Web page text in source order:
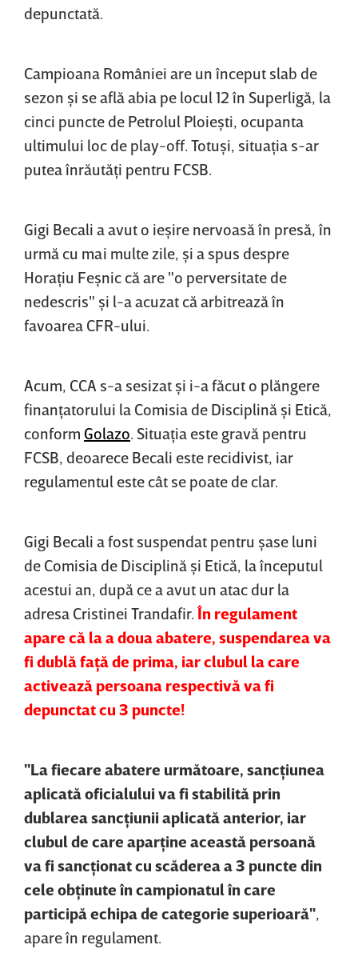
depunctată.
Campioana României are un început slab de
sezon şi se află abia pe locul 12 în Superligă, la
cinci puncte de Petrolul Ploieşti, ocupanta
ultimului loc de play-off. Totuşi, situaţia s-ar
putea înrăutăţi pentru FCSB.
Gigi Becali a avut o ieşire nervoasă în presă, în
urmă cu mai multe zile, şi a spus despre
Horaţiu Feşnic că are "o perversitate de
nedescris" şi l-a acuzat că arbitrează în
favoarea CFR-ului.
Acum, CCA s-a sesizat şi i-a făcut o plăngere
finanţatorului la Comisia de Disciplină şi Etică,
conform Golazo. Situaţia este gravă pentru
FCSB, deoarece Becali este recidivist, iar
regulamentul este cât se poate de clar.
Gigi Becali a fost suspendat pentru şase luni
de Comisia de Disciplină şi Etică, la începutul
acestui an, după ce a avut un atac dur la
adresa Cristinei Trandafir. În regulament
apare că la a doua abatere, suspendarea va
fi dublă faţă de prima, iar clubul la care
activează persoana respectivă va fi
depunctat cu 3 puncte!
"La fiecare abatere următoare, sancţiunea
aplicată oficialului va fi stabilită prin
dublarea sancţiunii aplicată anterior, iar
clubul de care aparţine această persoană
va fi sancţionat cu scăderea a 3 puncte din
cele obţinute în campionatul în care
participă echipa de categorie superioară",
apare în regulament.